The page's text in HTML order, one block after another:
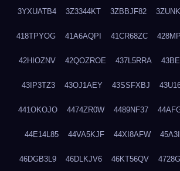
3YXUATB4 3Z3344KT 3ZBBJF82
418TPYOG 41A6AQPI 41CR68ZC
42HIOZNV 42QOZROE 437L5RRA
43IP3TZ3 43OJ1AEY 43SSFXBJ
441OKOJO 4474ZR0W 4489NF37
44E14L85 44VA5KJF 44XI8AFW
46DGB3L9 46DLKJV6 46KT56QV